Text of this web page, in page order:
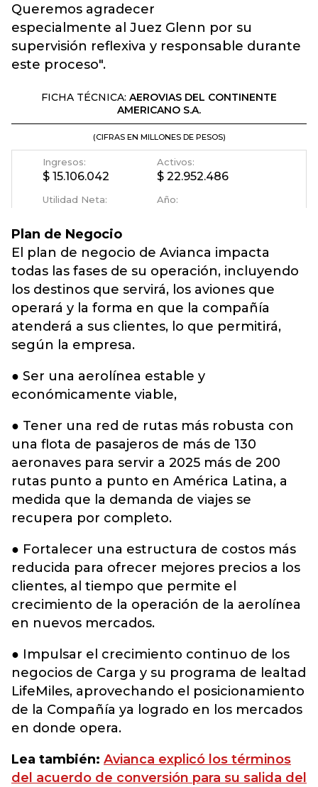
Queremos agradecer
especialmente al Juez Glenn por su
supervisión reflexiva y responsable durante
este proceso".
Plan de Negocio
El plan de negocio de Avianca impacta
todas las fases de su operación, incluyendo
los destinos que servirá, los aviones que
operará y la forma en que la compañía
atenderá a sus clientes, lo que permitirá,
según la empresa.
● Ser una aerolínea estable y
económicamente viable,
● Tener una red de rutas más robusta con
una flota de pasajeros de más de 130
aeronaves para servir a 2025 más de 200
rutas punto a punto en América Latina, a
medida que la demanda de viajes se
recupera por completo.
● Fortalecer una estructura de costos más
reducida para ofrecer mejores precios a los
clientes, al tiempo que permite el
crecimiento de la operación de la aerolínea
en nuevos mercados.
● Impulsar el crecimiento continuo de los
negocios de Carga y su programa de lealtad
LifeMiles, aprovechando el posicionamiento
de la Compañía ya logrado en los mercados
en donde opera.
Lea también: Avianca explicó los términos
del acuerdo de conversión para su salida del